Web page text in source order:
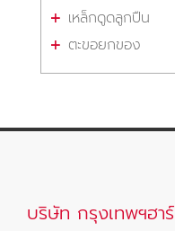
เหล็กดูดลูกปืน
ตะขอยกของ
บริษัท กรุงเทพฯฮา